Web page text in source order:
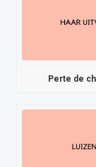
Perte de